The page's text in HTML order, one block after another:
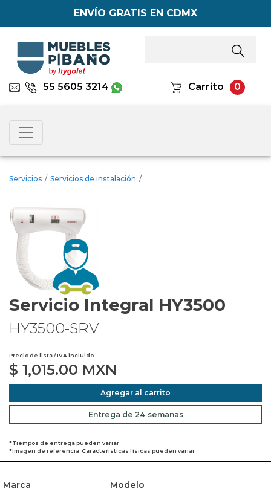
ENVÍO GRATIS EN CDMX
55 5605 3214 Carrito 0
Servicios / Servicios de instalación /
Servicio Integral HY3500
HY3500-SRV
Precio de lista / IVA incluido
$ 1,015.00 MXN
Agregar al carrito
Entrega de 24 semanas
*Tiempos de entrega pueden variar
*Imagen de referencia. Características físicas pueden variar
Marca
Modelo